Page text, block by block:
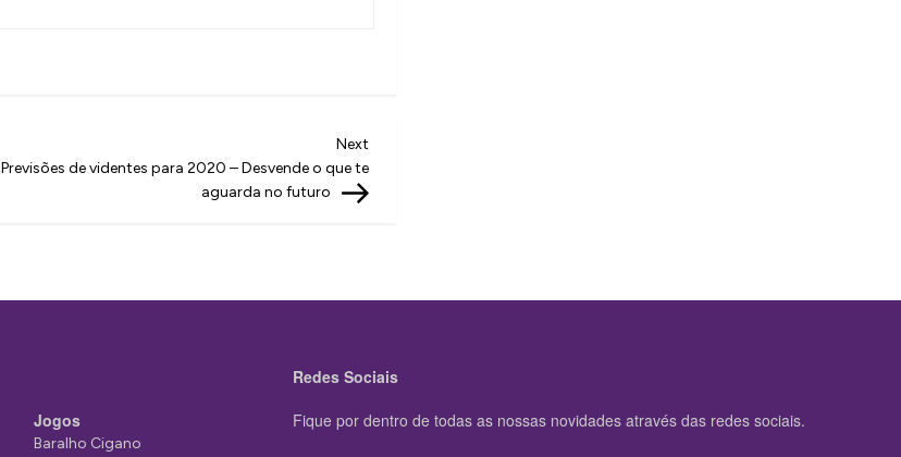
Post
Next
Previsões de videntes para 2020 – Desvende o que te
aguarda no futuro
Jogos
Baralho Cigano
Redes Sociais
Fique por dentro de todas as nossas novidades através das redes sociais.